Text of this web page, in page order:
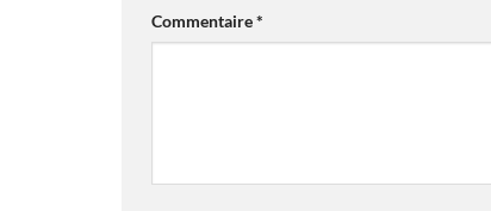
Commentaire*